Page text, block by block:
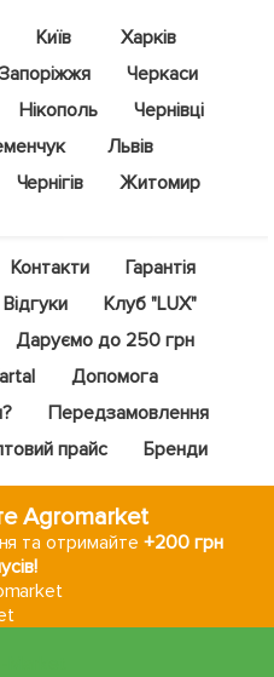
Київ
Харків
Запоріжжя
Черкаси
Нікополь
Чернівці
Львів
Чернігів Житомир
Контакти
Гарантія
Відгуки
Клуб "LUX"
Даруємо до 250 грн
Допомога
Передзамовлення
прайс Бренди
Agromarket
та отримайте+200 грн